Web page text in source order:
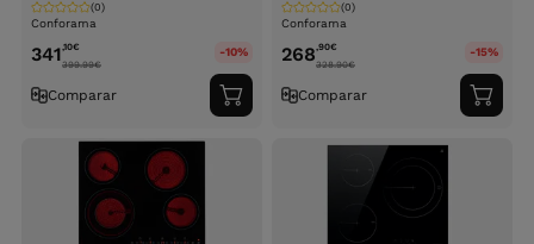
Conforama
(0)
341,10€
399.99€
-10%
Comparar
Adicionar
ao
Conforama
(0)
268,90€
328.90€
-15%
Comparar
ao